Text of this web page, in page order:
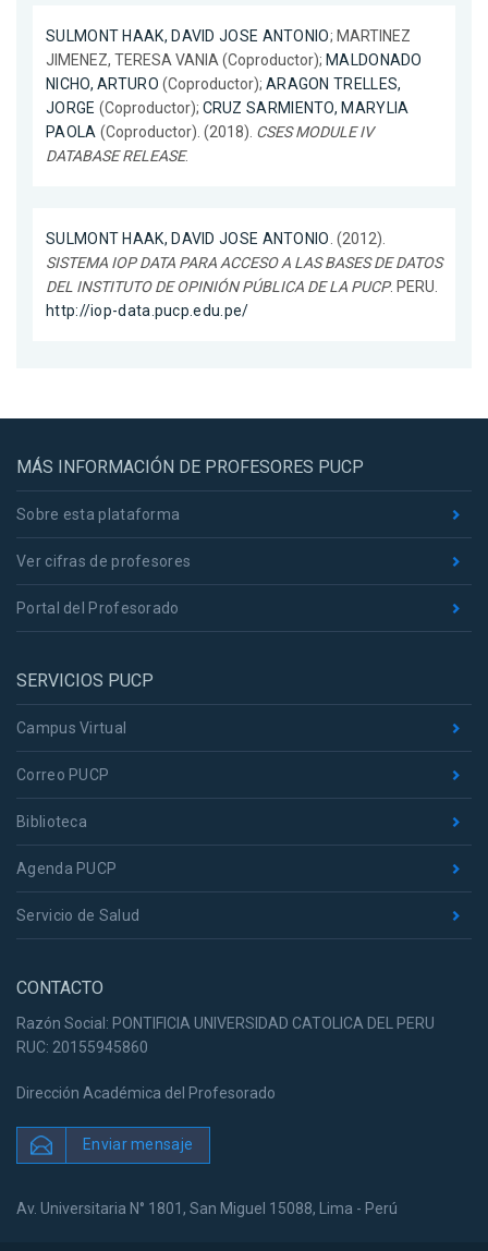
SULMONT HAAK, DAVID JOSE ANTONIO; MARTINEZ
JIMENEZ, TERESA VANIA (Coproductor); MALDONADO
NICHO, ARTURO (Coproductor); ARAGON TRELLES,
JORGE (Coproductor); CRUZ SARMIENTO, MARYLIA
PAOLA (Coproductor). (2018). CSES MODULE IV
DATABASE RELEASE.
SULMONT HAAK, DAVID JOSE ANTONIO. (2012).
SISTEMA IOP DATA PARA ACCESO A LAS BASES DE DATOS
DEL INSTITUTO DE OPINIÓN PÚBLICA DE LA PUCP. PERU.
http://iop-data.pucp.edu.pe/
MÁS INFORMACIÓN DE PROFESORES PUCP
Sobre esta plataforma
Ver cifras de profesores
Portal del Profesorado
SERVICIOS PUCP
Campus Virtual
Correo PUCP
Biblioteca
Agenda PUCP
Servicio de Salud
CONTACTO
Razón Social: PONTIFICIA UNIVERSIDAD CATOLICA DEL PERU
RUC: 20155945860
Dirección Académica del Profesorado
Enviar mensaje
Av. Universitaria N° 1801, San Miguel 15088, Lima - Perú